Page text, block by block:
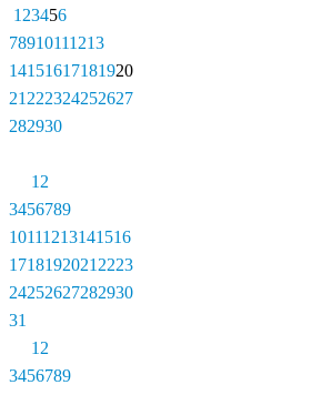
1 23456
78910111213
14151617181920
21 222324252627
282930
1 2
3456789
10111213141516
1718192021 2223
24252627282930
31
1 2
3456789